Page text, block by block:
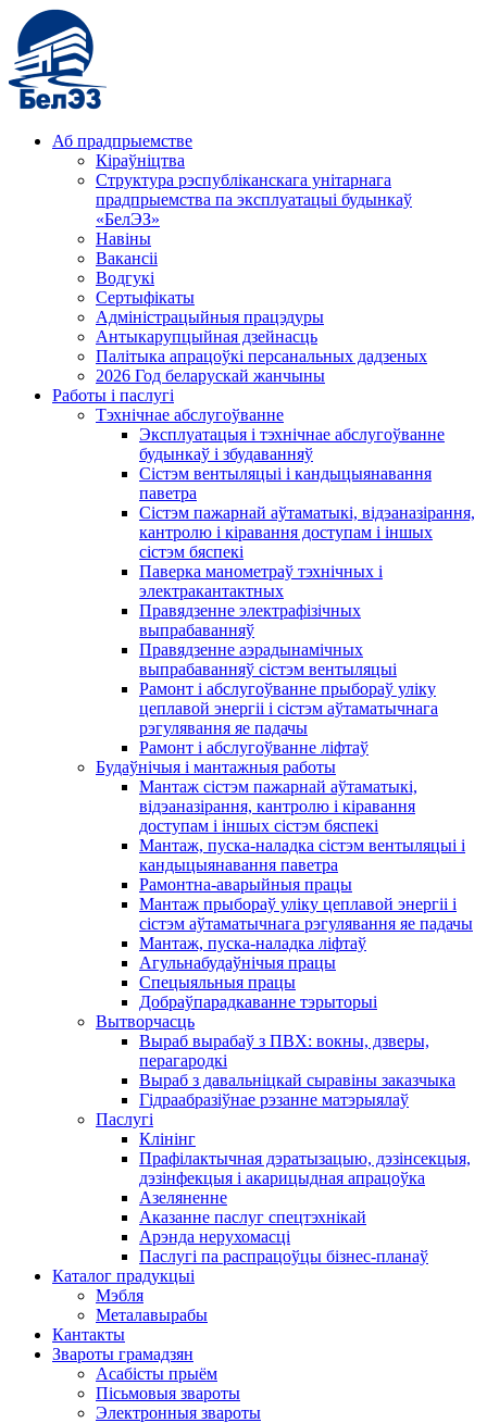
Аб прадпрыемстве
Кіраўніцтва
Структура рэспубліканскага унітарнага
прадпрыемства па эксплуатацыі будынкаў
«БелЭЗ»
Навіны
Вакансіі
Водгукі
Сертыфікаты
Адміністрацыйныя працэдуры
Антыкарупцыйная дзейнасць
Палітыка апрацоўкі персанальных дадзеных
2026 Год беларускай жанчыны
Работы і паслугі
Тэхнічнае абслугоўванне
Эксплуатацыя і тэхнічнае абслугоўванне
будынкаў і збудаванняў
Сістэм вентыляцыі і кандыцыянавання
паветра
Сістэм пажарнай аўтаматыкі, відэаназірання,
кантролю і кіравання доступам і іншых
сістэм бяспекі
Паверка манометраў тэхнічных і
электракантактных
Правядзенне электрафізічных
выпрабаванняў
Правядзенне аэрадынамічных
выпрабаванняў сістэм вентыляцыі
Рамонт і абслугоўванне прыбораў уліку
цеплавой энергіі і сістэм аўтаматычнага
рэгулявання яе падачы
Рамонт і абслугоўванне ліфтаў
Будаўнічыя і мантажныя работы
Мантаж сістэм пажарнай аўтаматыкі,
відэаназірання, кантролю і кіравання
доступам і іншых сістэм бяспекі
Мантаж, пуска-наладка сістэм вентыляцыі і
кандыцыянавання паветра
Рамонтна-аварыйныя працы
Мантаж прыбораў уліку цеплавой энергіі і
сістэм аўтаматычнага рэгулявання яе падачы
Мантаж, пуска-наладка ліфтаў
Агульнабудаўнічыя працы
Спецыяльныя працы
Добраўпарадкаванне тэрыторыі
Вытворчасць
Выраб вырабаў з ПВХ: вокны, дзверы,
перагародкі
Выраб з давальніцкай сыравіны заказчыка
Гідраабразіўнае рэзанне матэрыялаў
Паслугі
Клінінг
Прафілактычная дэратызацыю, дэзiнсекцыя,
дэзінфекцыя і акарицыдная апрацоўка
Азеляненне
Аказанне паслуг спецтэхнікай
Арэнда нерухомасці
Паслугі па распрацоўцы бізнес-планаў
Каталог прадукцыі
Мэбля
Металавырабы
Кантакты
Звароты грамадзян
Асабісты прыём
Пісьмовыя звароты
Электронныя звароты